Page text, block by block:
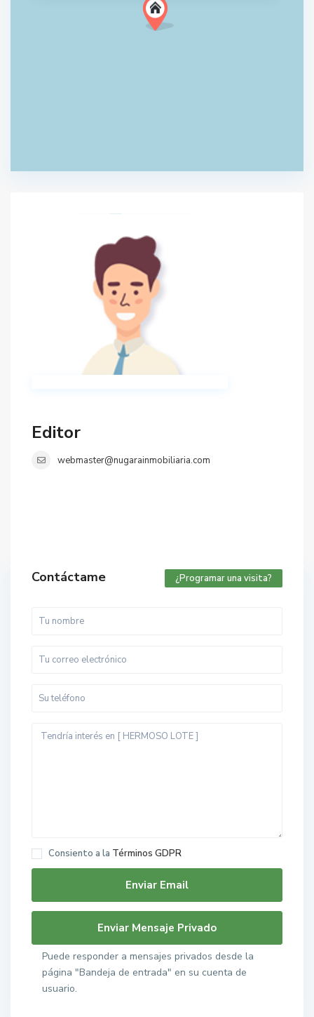
Editor
webmaster@nugarainmobiliaria.com
Contáctame ¿Programar una visita?
Consiento a la Términos GDPR
Puede responder a mensajes privados desde la
página "Bandeja de entrada" en su cuenta de
usuario.